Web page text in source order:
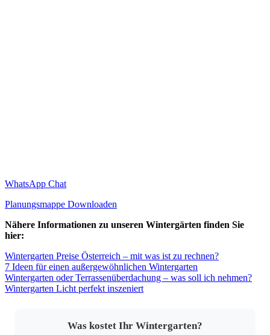
WhatsApp Chat
Planungsmappe Downloaden
Nähere Informationen zu unseren Wintergärten finden Sie
hier:
Wintergarten Preise Österreich – mit was ist zu rechnen?
7 Ideen für einen außergewöhnlichen Wintergarten
Wintergarten oder Terrassenüberdachung – was soll ich nehmen?
Wintergarten Licht perfekt inszeniert
Was kostet Ihr Wintergarten?